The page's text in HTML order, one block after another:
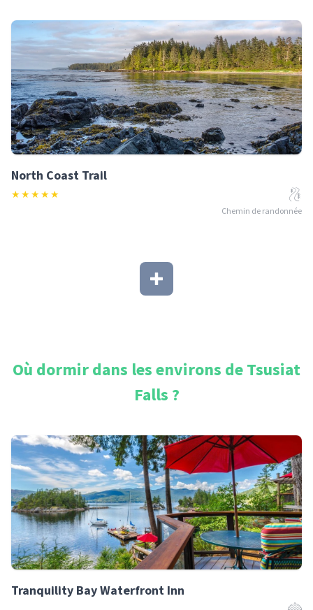
North Coast Trail
★★★★★
Chemin de randonnée
Où dormir dans les environs deTsusiat
Falls ?
Tranquility Bay Waterfront Inn